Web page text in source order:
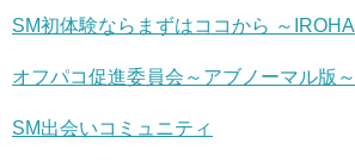
SM初体験ならまずはココから ～
オフパコ促進委員会～アブノーマル版～
SM出会いコミュニティ